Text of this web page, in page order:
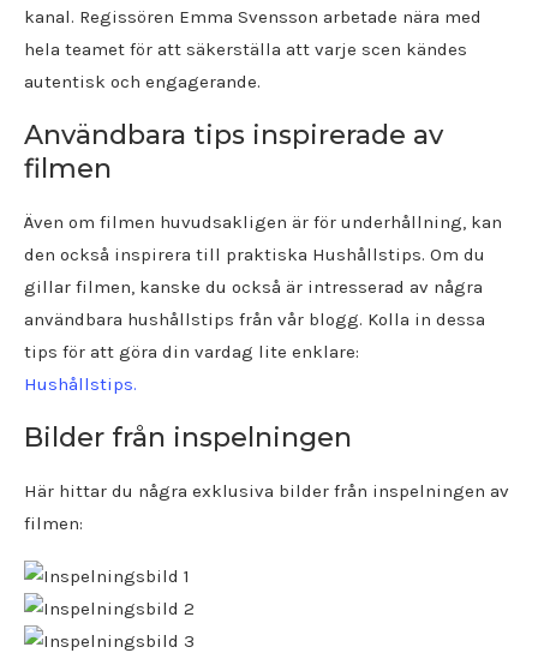
kanal. Regissören Emma Svensson arbetade nära med
hela teamet för att säkerställa att varje scen kändes
autentisk och engagerande.
Användbara tips inspirerade av
filmen
Även om filmen huvudsakligen är för underhållning, kan
den också inspirera till praktiska Hushållstips. Om du
gillar filmen, kanske du också är intresserad av några
användbara hushållstips från vår blogg. Kolla in dessa
tips för att göra din vardag lite enklare:
Hushållstips.
Bilder från inspelningen
Här hittar du några exklusiva bilder från inspelningen av
filmen: